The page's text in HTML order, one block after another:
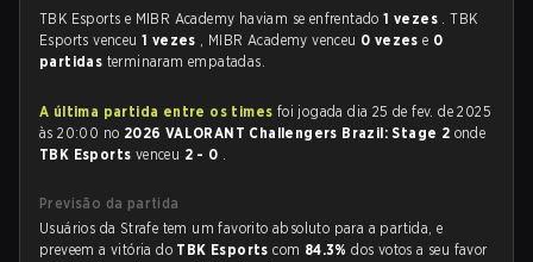
TBK Esports e MIBR Academy haviam se enfrentado1 vezes . TBK
Esports venceu1 vezes , MIBR Academy venceu 0 vezese 0
partidas terminaram empatadas.
A última partida entre os times foi jogada dia 25 de fev. de 2025
às 20:00 no 2026 VALORANT Challengers Brazil: Stage 2 onde
TBK Esports venceu 2 - 0 .
Previsão da partida
Usuários da Strafe tem um favorito absoluto para a partida, e
preveem a vitória do TBK Esportscom 84.3%dos votos a seu favor